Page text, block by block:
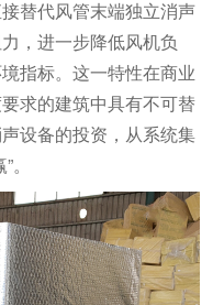
替代风管末端独立消声
，进一步降低风机负
指标。这一特性在商业
求的建筑中具有不可替
设备的投资，从系统集